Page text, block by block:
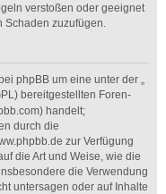
verstoßen oder geeignet
zuzufügen.
phpBB um eine unter der „
bereitgestellten Foren-
handelt;
durch die
zur Verfügung
die Art und Weise, wie die
die Verwendung
untersagen oder auf Inhalte